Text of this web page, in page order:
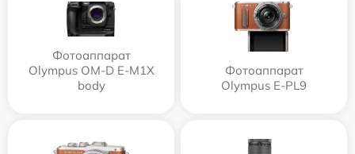
Фотоаппарат
Olympus OM-D E-M1X
body
Фотоаппарат
Olympus E‑PL9